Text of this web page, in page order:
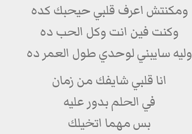
ومكنتش اعرف قلبي حيحبك كده
وكنت فين انت وكل الحب ده
وليه سايبني لوحدي طول العمر ده
انا قلبي شايفك من زمان
في الحلم بدور عليه
بس مهما اتخيلك